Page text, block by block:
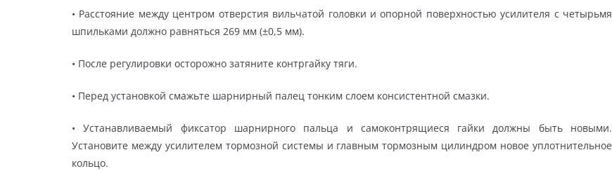
• Расстояние между центром отверстия вильчатой головки и опорной поверхностью усилителя с четырьмя
шпильками должно равняться 269 мм (±0,5 мм).
• После регулировки осторожно затяните контргайку тяги.
• Перед установкой смажьте шарнирный палец тонким слоем консистентной смазки.
• Устанавливаемый фиксатор шарнирного пальца и самоконтрящиеся гайки должны быть новыми.
Установите между усилителем тормозной системы и главным тормозным цилиндром новое уплотнительное
кольцо.